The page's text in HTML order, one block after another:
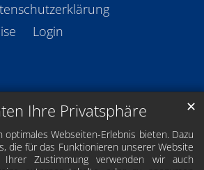
Ihre Privatsphäre
Webseiten-Erlebnis bieten. Dazu
die für das Funktionieren unserer Website
Zustimmung verwenden wir auch
✕
Login